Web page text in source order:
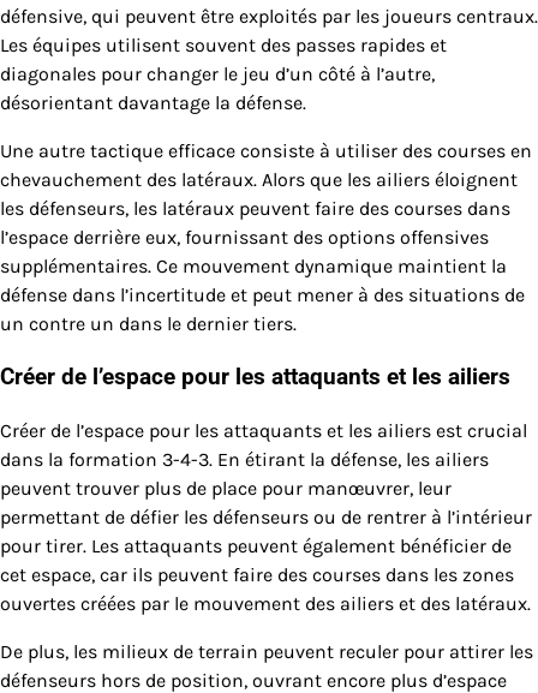
défensive, qui peuvent être exploités par les joueurs centraux.
Les équipes utilisent souvent des passes rapides et
diagonales pour changer le jeu d’un côté à l’autre,
désorientant davantage la défense.
Une autre tactique efficace consiste à utiliser des courses en
chevauchement des latéraux. Alors que les ailiers éloignent
les défenseurs, les latéraux peuvent faire des courses dans
l’espace derrière eux, fournissant des options offensives
supplémentaires. Ce mouvement dynamique maintient la
défense dans l’incertitude et peut mener à des situations de
un contre un dans le dernier tiers.
Créer de l’espace pour les attaquants et les ailiers
Créer de l’espace pour les attaquants et les ailiers est crucial
dans la formation 3-4-3. En étirant la défense, les ailiers
peuvent trouver plus de place pour manœuvrer, leur
permettant de défier les défenseurs ou de rentrer à l’intérieur
pour tirer. Les attaquants peuvent également bénéficier de
cet espace, car ils peuvent faire des courses dans les zones
ouvertes créées par le mouvement des ailiers et des latéraux.
De plus, les milieux de terrain peuvent reculer pour attirer les
défenseurs hors de position, ouvrant encore plus d’espace